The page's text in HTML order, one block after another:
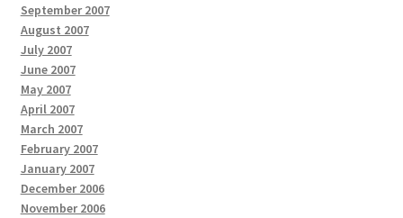
September 2007
August 2007
July 2007
June 2007
May 2007
April 2007
March 2007
February 2007
January 2007
December 2006
November 2006